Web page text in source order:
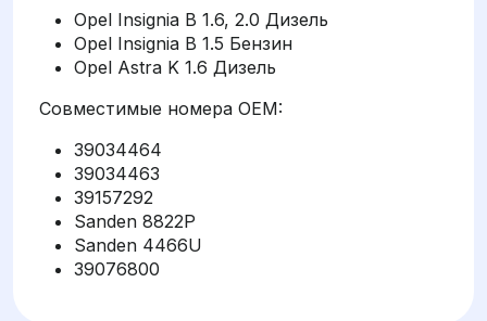
Opel Insignia B 1.6, 2.0 Дизель
Opel Insignia B 1.5 Бензин
Opel Astra K 1.6 Дизель
Совместимые номера OEM:
39034464
39034463
39157292
Sanden 8822P
Sanden 4466U
39076800